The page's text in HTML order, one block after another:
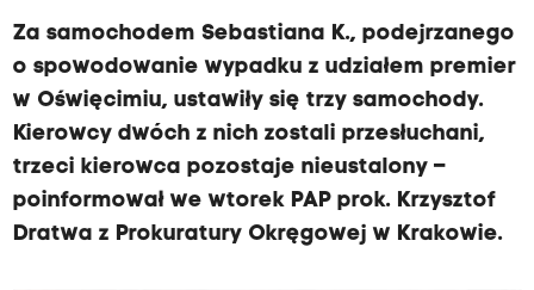
Za samochodem Sebastiana K., podejrzanego
o spowodowanie wypadku z udziałem premier
w Oświęcimiu, ustawiły się trzy samochody.
Kierowcy dwóch z nich zostali przesłuchani,
trzeci kierowca pozostaje nieustalony –
poinformował we wtorek PAP prok. Krzysztof
Dratwa z Prokuratury Okręgowej w Krakowie.